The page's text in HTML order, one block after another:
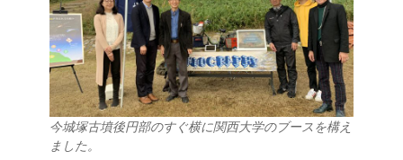
今城塚古墳後円部のすぐ横に関西大学のブースを構え
ました。